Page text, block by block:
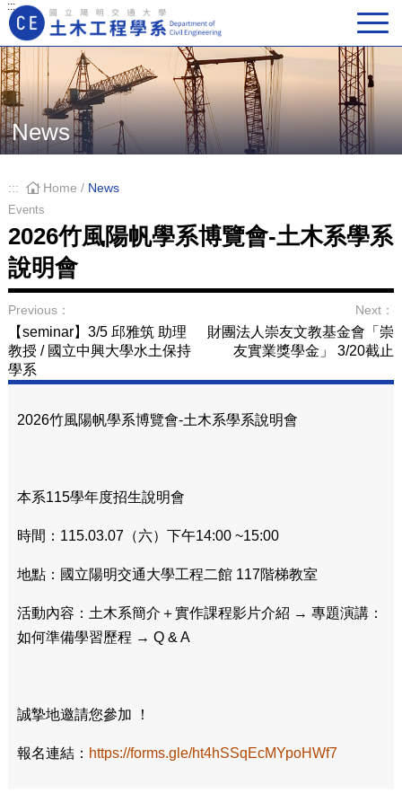
:::
Main Navigation
News
::: Home / News
Events
2026竹風陽帆學系博覽會-土木系學系
說明會
Previous：
【seminar】3/5 邱雅筑 助理
教授 / 國立中興大學水土保持
學系
Next：
財團法人崇友文教基金會「崇
友實業獎學金」 3/20截止
2026竹風陽帆學系博覽會-土木系學系說明會
本系115學年度招生說明會
時間：115.03.07（六）下午14:00 ~15:00
地點：國立陽明交通大學工程二館 117階梯教室
活動內容：土木系簡介＋實作課程影片介紹 → 專題演講：
如何準備學習歷程 → Q & A
誠摯地邀請您參加 ！
報名連結： https://forms.gle/ht4hSSqEcMYpoHWf7